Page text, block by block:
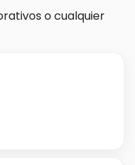
o cualquier